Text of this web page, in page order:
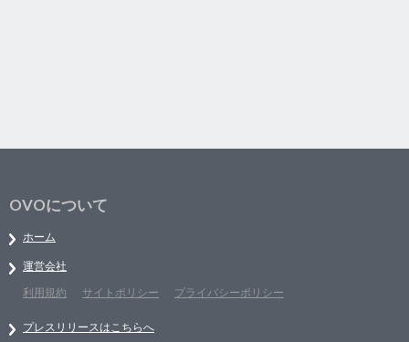
OVOについて
ホーム
運営会社
利用規約
サイトポリシー プライバシーポリシー
プレスリリースはこちらへ